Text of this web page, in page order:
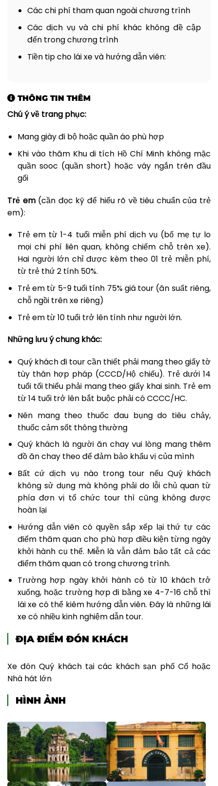
Các chi phí tham quan ngoài chương trình
Các dịch vụ và chi phí khác không đề cập
đến trong chương trình
Tiền tip cho lái xe và hướng dẫn viên:
THÔNG TIN THÊM
Chú ý về trang phục:
Mang giày đi bộ hoặc quần áo phù hợp
Khi vào thăm Khu di tích Hồ Chí Minh không mặc
quần sooc (quần short) hoặc váy ngắn trên đầu
gối
Trẻ em (cần đọc kỹ để hiểu rõ về tiêu chuẩn của trẻ
em):
Trẻ em từ 1-4 tuổi miễn phí dịch vụ (bố mẹ tự lo
mọi chi phí liên quan, không chiếm chỗ trên xe).
Hai người lớn chỉ được kèm theo 01 trẻ miễn phí,
từ trẻ thứ 2 tính 50%.
Trẻ em từ 5-9 tuổi tính 75% giá tour (ăn suất riêng,
chỗ ngồi trên xe riêng)
Trẻ em từ 10 tuổi trở lên tính như người lớn.
Những lưu ý chung khác:
Quý khách đi tour cần thiết phải mang theo giấy tờ
tùy thân hợp pháp (CCCD/Hộ chiếu). Trẻ dưới 14
tuổi tối thiểu phải mang theo giấy khai sinh. Trẻ em
từ 14 tuổi trở lên bắt buộc phải có CCCC/HC.
Nên mang theo thuốc đau bụng do tiêu chảy,
thuốc cảm sốt thông thường
Quý khách là người ăn chay vui lòng mang thêm
đồ ăn chay theo để đảm bảo khẩu vị của mình
Bất cứ dịch vụ nào trong tour nếu Quý khách
không sử dụng mà không phải do lỗi chủ quan từ
phía đơn vị tổ chức tour thì cũng không được
hoàn lại
Hướng dẫn viên có quyền sắp xếp lại thứ tự các
điểm thăm quan cho phù hợp điều kiện từng ngày
khởi hành cụ thể. Miễn là vẫn đảm bảo tất cả các
điểm thăm quan có trong chương trình.
Trường hợp ngày khởi hành có từ 10 khách trở
xuống, hoặc trường hợp đi bằng xe 4-7-16 chỗ thì
lái xe có thể kiêm hướng dẫn viên. Đây là những lái
xe có nhiều kinh nghiệm dẫn tour.
ĐỊA ĐIỂM ĐÓN KHÁCH
Xe đón Quý khách tại các khách sạn phố Cổ hoặc
Nhà hát lớn
HÌNH ẢNH